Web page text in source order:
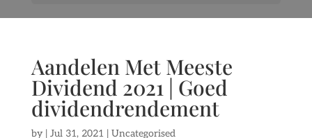
Aandelen Met Meeste
Dividend 2021 | Goed
dividendrendement
by | Jul 31, 2021 | Uncategorised